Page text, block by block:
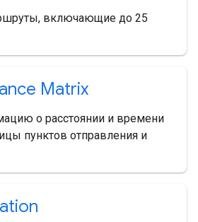
включающие до 25
Matrix
о расстоянии и времени
пунктов отправления и